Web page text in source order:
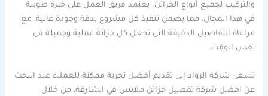
والتركيب لجميع أنواع الخزائن. يعتمد فريق العمل على خبرة طويلة
في هذا المجال، مما يضمن تنفيذ كل مشروع بدقة وجودة عالية، مع
مراعاة التفاصيل الدقيقة التي تجعل كل خزانة عملية وجميلة في
نفس الوقت.
تسعى شركة الرواد إلى تقديم أفضل تجربة ممكنة للعملاء عند البحث
عن افضل شركة تفصيل خزائن ملابس في الشارقة، من خلال